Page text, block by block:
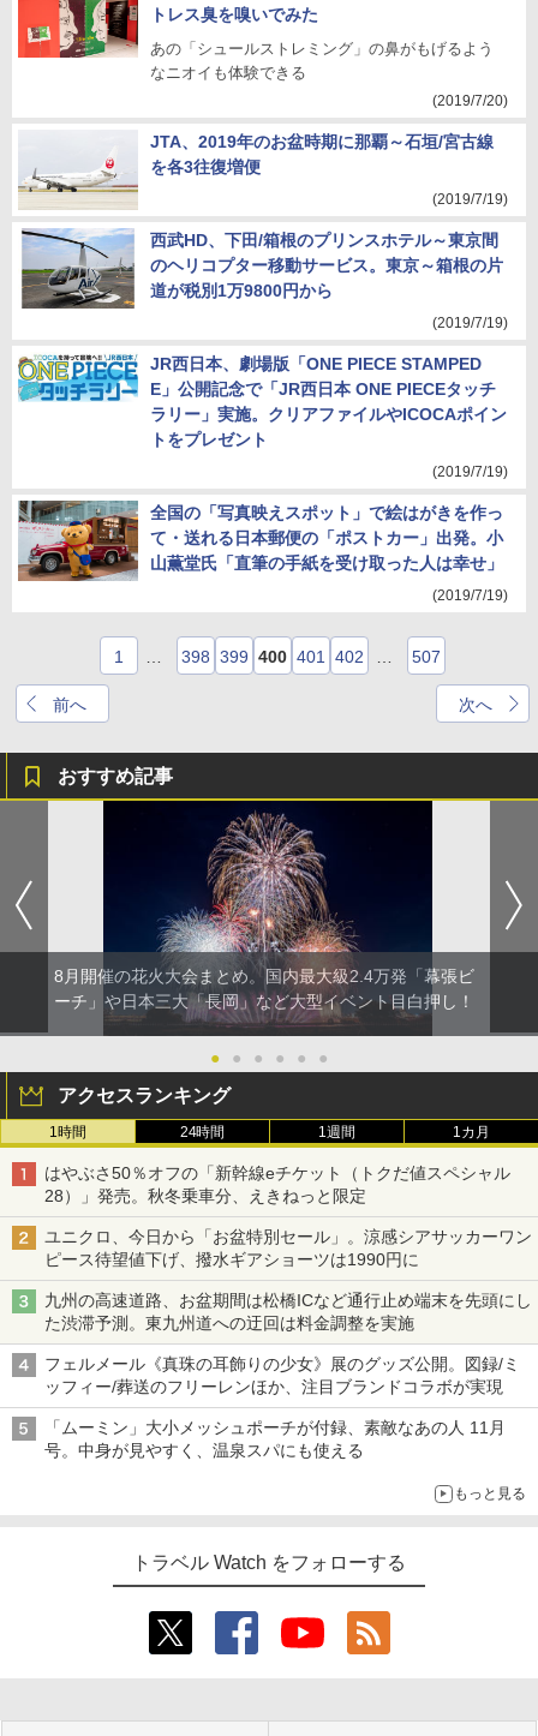
トレス臭を嗅いでみた
あの「シュールストレミング」の鼻がもげるよう
なニオイも体験できる
(2019/7/20)
JTA、2019年のお盆時期に那覇～石垣/宮古線
を各3往復増便
(2019/7/19)
西武HD、下田/箱根のプリンスホテル～東京間
のヘリコプター移動サービス。東京～箱根の片
道が税別1万9800円から
(2019/7/19)
JR西日本、劇場版「ONE PIECE STAMPED
E」公開記念で「JR西日本 ONE PIECEタッチ
ラリー」実施。クリアファイルやICOCAポイン
トをプレゼント
(2019/7/19)
全国の「写真映えスポット」で絵はがきを作っ
て・送れる日本郵便の「ポストカー」出発。小
山薫堂氏「直筆の手紙を受け取った人は幸せ」
(2019/7/19)
前へ
1 398 399 400 401 402 507
次へ
おすすめ記事
8月開催の花火大会まとめ。国内最大級2.4万発「幕張ビ
ーチ」や日本三大「長岡」など大型イベント目白押し！
● ● ● ● ● ●
アクセスランキング
1時間 24時間 1週間 1カ月
はやぶさ50％オフの「新幹線eチケット（トクだ値スペシャル
28）」発売。秋冬乗車分、えきねっと限定
ユニクロ、今日から「お盆特別セール」。涼感シアサッカーワン
ピース待望値下げ、撥水ギアショーツは1990円に
九州の高速道路、お盆期間は松橋ICなど通行止め端末を先頭にし
た渋滞予測。東九州道への迂回は料金調整を実施
フェルメール《真珠の耳飾りの少女》展のグッズ公開。図録/ミ
ッフィー/葬送のフリーレンほか、注目ブランドコラボが実現
「ムーミン」大小メッシュポーチが付録、素敵なあの人 11月
号。中身が見やすく、温泉スパにも使える
もっと見る
トラベル Watch をフォローする